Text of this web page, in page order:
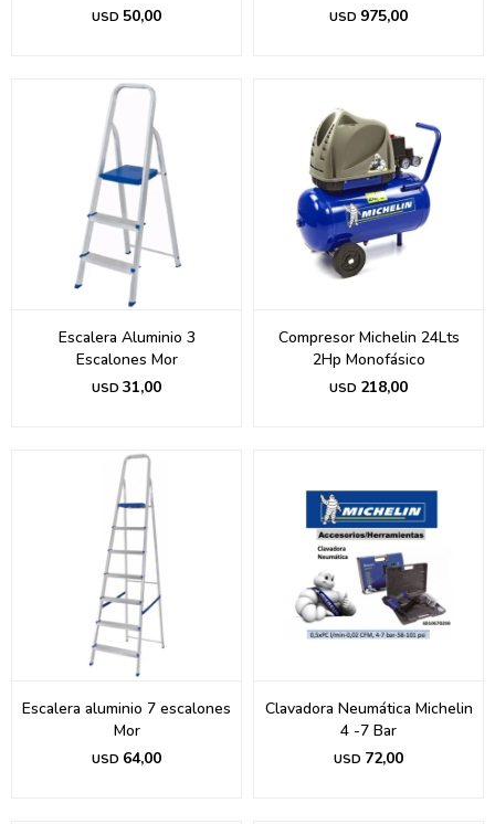
USD 50,00 USD 975,00
Escalera Aluminio 3
Escalones Mor
USD 31,00
Compresor Michelin 24Lts
2Hp Monofásico
USD 218,00
Escalera aluminio 7 escalones
Mor
USD 64,00
Clavadora Neumática Michelin
4 -7 Bar
USD 72,00